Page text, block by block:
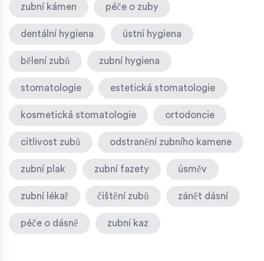
zubní kámen péče o zuby
dentální hygiena ústní hygiena
bělení zubů zubní hygiena
stomatologie estetická stomatologie
kosmetická stomatologie ortodoncie
citlivost zubů odstranění zubního kamene
zubní plak zubní fazety úsměv
zubní lékař čištění zubů zánět dásní
péče o dásně zubní kaz